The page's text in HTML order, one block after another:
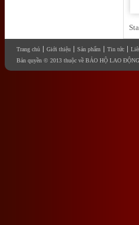
Trang chủ Giới thiệu Sản phẩm Tin tức
Bản quyền © 2013 thuộc về BẢO HỘ LAO